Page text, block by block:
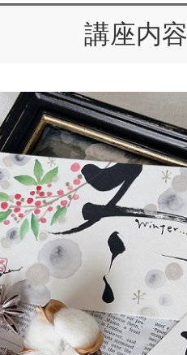
講座内容